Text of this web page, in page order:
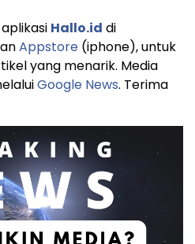
Hallo.id di
Appstore (iphone), untuk
yang menarik. Media
Google News. Terima